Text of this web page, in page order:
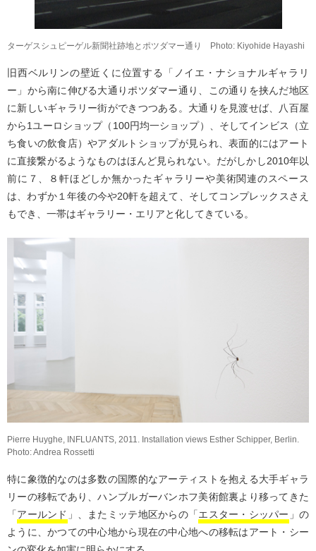
ターゲスシュピーゲル新聞社跡地とポツダマー通り Photo: Kiyohide Hayashi
旧西ベルリンの壁近くに位置する「ノイエ・ナショナルギャラリ
ー」から南に伸びる大通りポツダマー通り、この通りを挟んだ地区
に新しいギャラリー街ができつつある。大通りを見渡せば、八百屋
から1ユーロショップ（100円均一ショップ）、そしてインビス（立
ち食いの飲食店）やアダルトショップが見られ、表面的にはアート
に直接繋がるようなものはほんど見られない。だがしかし2010年以
前に７、８軒ほどしか無かったギャラリーや美術関連のスペース
は、わずか１年後の今や20軒を超えて、そしてコンプレックスさえ
もでき、一帯はギャラリー・エリアと化してきている。
Pierre Huyghe, INFLUANTS, 2011. Installation views Esther Schipper, Berlin.
Photo: Andrea Rossetti
特に象徴的なのは多数の国際的なアーティストを抱える大手ギャラ
リーの移転であり、ハンブルガーバンホフ美術館裏より移ってきた
「アールンド 」、またミッテ地区からの「エスター・シッパー 」の
ように、かつての中心地から現在の中心地への移転はアート・シー